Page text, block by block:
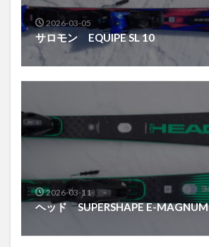
2026-03-05
サロモン EQUIPE SL 10
2026-03-11
ヘッド SUPERSHAPE E-MAGNUM